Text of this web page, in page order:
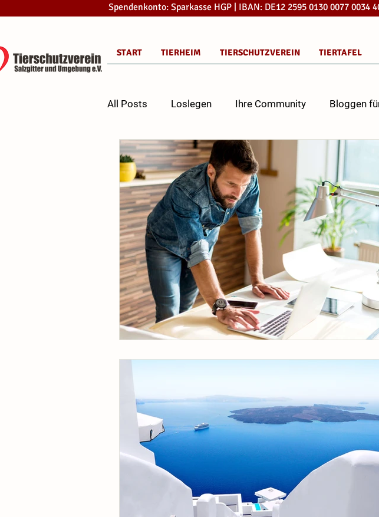
Spendenkonto: Sparkasse HGP | IBAN: DE12 2595 0130 0077
START TIERHEIM TIERSCHUTZVEREIN TIERTAFEL
All Posts Loslegen Ihre Community Bloggen